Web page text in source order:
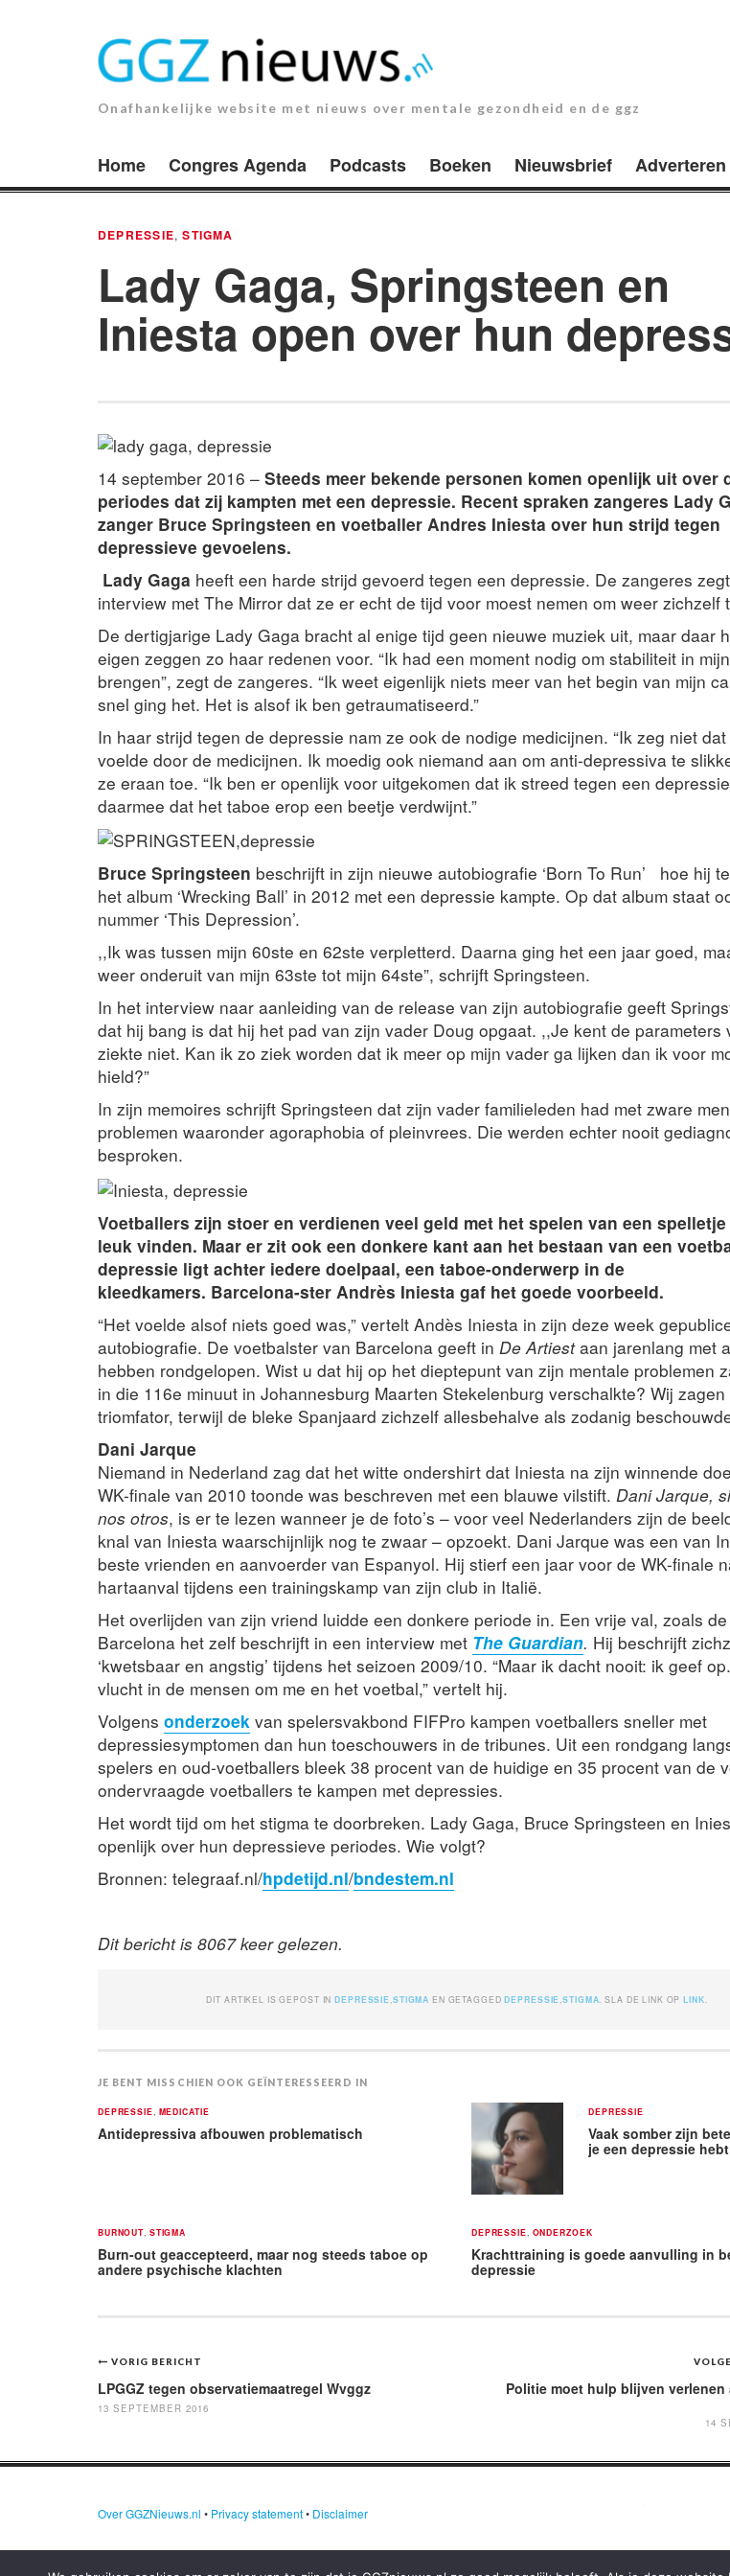
Onafhankelijke website met nieuws over mentale gezondheid en de ggz
Home Congres Agenda Podcasts Boeken Nieuwsbrief Adverteren
DEPRESSIE,STIGMA
Lady Gaga, Springsteen en
Iniesta open over hun
14 september 2016 – Steeds meer bekende personen komen openlijk uit over
periodes dat zij kampten met een depressie. Recent spraken zangeres Lady
zanger Bruce Springsteen en voetballer Andres Iniesta over hun strijd tegen
depressieve gevoelens.
Lady Gaga heeft een harde strijd gevoerd tegen een depressie. De zangeres
interview met The Mirror dat ze er echt de tijd voor moest nemen om weer zichzelf
De dertigjarige Lady Gaga bracht al enige tijd geen nieuwe muziek uit, maar daar
eigen zeggen zo haar redenen voor. “Ik had een moment nodig om stabiliteit in
brengen”, zegt de zangeres. “Ik weet eigenlijk niets meer van het begin van mijn
snel ging het. Het is alsof ik ben getraumatiseerd.”
In haar strijd tegen de depressie nam ze ook de nodige medicijnen. “Ik zeg niet
voelde door de medicijnen. Ik moedig ook niemand aan om anti-depressiva te
ze eraan toe. “Ik ben er openlijk voor uitgekomen dat ik streed tegen een
daarmee dat het taboe erop een beetje verdwijnt.”
Bruce Springsteen beschrijft in zijn nieuwe autobiografie ‘Born To Run’ hoe hij
het album ‘Wrecking Ball’ in 2012 met een depressie kampte. Op dat album staat
nummer ‘This Depression’.
,,Ik was tussen mijn 60ste en 62ste verpletterd. Daarna ging het een jaar goed,
weer onderuit van mijn 63ste tot mijn 64ste”, schrijft Springsteen.
In het interview naar aanleiding van de release van zijn autobiografie geeft
dat hij bang is dat hij het pad van zijn vader Doug opgaat. ,,Je kent de parameters
ziekte niet. Kan ik zo ziek worden dat ik meer op mijn vader ga lijken dan ik voor
hield?”
In zijn memoires schrijft Springsteen dat zijn vader familieleden had met zware
problemen waaronder agoraphobia of pleinvrees. Die werden echter nooit
besproken.
Voetballers zijn stoer en verdienen veel geld met het spelen van een spelletje
leuk vinden. Maar er zit ook een donkere kant aan het bestaan van een
depressie ligt achter iedere doelpaal, een taboe-onderwerp in de
kleedkamers. Barcelona-ster Andrès Iniesta gaf het goede voorbeeld.
“Het voelde alsof niets goed was,” vertelt Andès Iniesta in zijn deze week
autobiografie. De voetbalster van Barcelona geeft in De Artiestaan jarenlang met
hebben rondgelopen. Wist u dat hij op het dieptepunt van zijn mentale problemen
in die 116e minuut in Johannesburg Maarten Stekelenburg verschalkte? Wij
triomfator, terwijl de bleke Spanjaard zichzelf allesbehalve als zodanig
Dani Jarque
Niemand in Nederland zag dat het witte ondershirt dat Iniesta na zijn winnende
WK-finale van 2010 toonde was beschreven met een blauwe vilstift. Dani Jarque,
nos otros, is er te lezen wanneer je de foto’s – voor veel Nederlanders zijn de
knal van Iniesta waarschijnlijk nog te zwaar – opzoekt. Dani Jarque was een van
beste vrienden en aanvoerder van Espanyol. Hij stierf een jaar voor de WK-finale
hartaanval tijdens een trainingskamp van zijn club in Italië.
Het overlijden van zijn vriend luidde een donkere periode in. Een vrije val, zoals
Barcelona het zelf beschrijft in een interview met The Guardian. Hij beschrijft
‘kwetsbaar en angstig’ tijdens het seizoen 2009/10. “Maar ik dacht nooit: ik geef
vlucht in de mensen om me en het voetbal,” vertelt hij.
Volgens onderzoek van spelersvakbond FIFPro kampen voetballers sneller met
depressiesymptomen dan hun toeschouwers in de tribunes. Uit een rondgang
spelers en oud-voetballers bleek 38 procent van de huidige en 35 procent van de
ondervraagde voetballers te kampen met depressies.
Het wordt tijd om het stigma te doorbreken. Lady Gaga, Bruce Springsteen en
openlijk over hun depressieve periodes. Wie volgt?
Bronnen: telegraaf.nl/hpdetijd.nl/bndestem.nl
Dit bericht is 8067 keer gelezen.
DIT ARTIKEL IS GEPOST INDEPRESSIE STIGMA EN GETAGGEDDEPRESSIE ,STIGMA . SLA DE LINK OPLINK
JE BENT MISSCHIEN OOK GEÏNTERESSEERD IN
DEPRESSIE MEDICATIE
Antidepressiva afbouwen problematisch
DEPRESSIE
Vaak somber zijn
je een depressie hebt
BURNOUT STIGMA
Burn-out geaccepteerd, maar nog steeds taboe op
andere psychische klachten
DEPRESSIE ONDERZOEK
Krachttraining is goede aanvulling in
depressie
Bericht
navigatie Politie moet hulp blijven verlenen
14
VORIG BERICHT
LPGGZ tegen observatiemaatregel Wvggz
13 SEPTEMBER 2016
Over GGZNieuws.nl • Privacy statement• Disclaimer